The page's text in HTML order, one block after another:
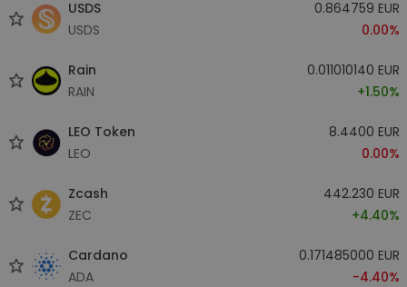
USDS
USDS
0.864759 EUR
0.00%
Rain
RAIN
0.011010140 EUR
+1.50%
LEO Token
LEO
8.4400 EUR
0.00%
Zcash
ZEC
442.230 EUR
+4.40%
Cardano
ADA
0.171485000 EUR
-4.40%